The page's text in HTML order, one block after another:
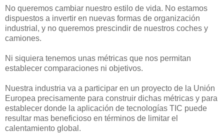
No queremos cambiar nuestro estilo de vida. No estamos
dispuestos a invertir en nuevas formas de organización
industrial, y no queremos prescindir de nuestros coches y
camiones.
Ni siquiera tenemos unas métricas que nos permitan
establecer comparaciones ni objetivos.
Nuestra industria va a participar en un proyecto de la Unión
Europea precisamente para construir dichas métricas y para
establecer donde la aplicación de tecnologías TIC puede
resultar mas beneficioso en términos de limitar el
calentamiento global.